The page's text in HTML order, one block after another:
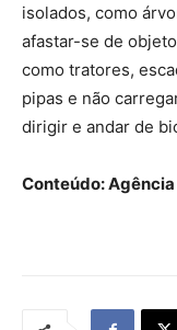
isolados, como
afastar-se de
como tratores,
pipas e não
dirigir e andar de
Conteúdo: